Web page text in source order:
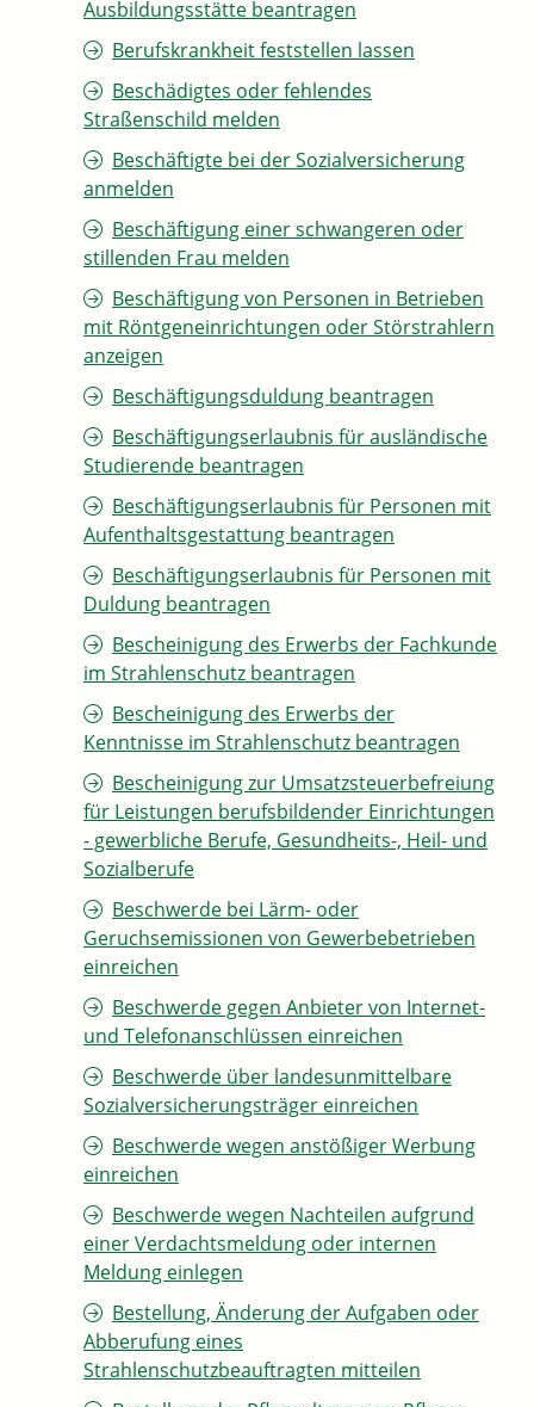
Ausbildungsstätte beantragen
Berufskrankheit feststellen lassen
Beschädigtes oder fehlendes
Straßenschild melden
Beschäftigte bei der Sozialversicherung
anmelden
Beschäftigung einer schwangeren oder
stillenden Frau melden
Beschäftigung von Personen in Betrieben
mit Röntgeneinrichtungen oder Störstrahlern
anzeigen
Beschäftigungsduldung beantragen
Beschäftigungserlaubnis für ausländische
Studierende beantragen
Beschäftigungserlaubnis für Personen mit
Aufenthaltsgestattung beantragen
Beschäftigungserlaubnis für Personen mit
Duldung beantragen
Bescheinigung des Erwerbs der Fachkunde
im Strahlenschutz beantragen
Bescheinigung des Erwerbs der
Kenntnisse im Strahlenschutz beantragen
Bescheinigung zur Umsatzsteuerbefreiung
für Leistungen berufsbildender Einrichtungen
- gewerbliche Berufe, Gesundheits-, Heil- und
Sozialberufe
Beschwerde bei Lärm- oder
Geruchsemissionen von Gewerbebetrieben
einreichen
Beschwerde gegen Anbieter von Internet-
und Telefonanschlüssen einreichen
Beschwerde über landesunmittelbare
Sozialversicherungsträger einreichen
Beschwerde wegen anstößiger Werbung
einreichen
Beschwerde wegen Nachteilen aufgrund
einer Verdachtsmeldung oder internen
Meldung einlegen
Bestellung, Änderung der Aufgaben oder
Abberufung eines
Strahlenschutzbeauftragten mitteilen